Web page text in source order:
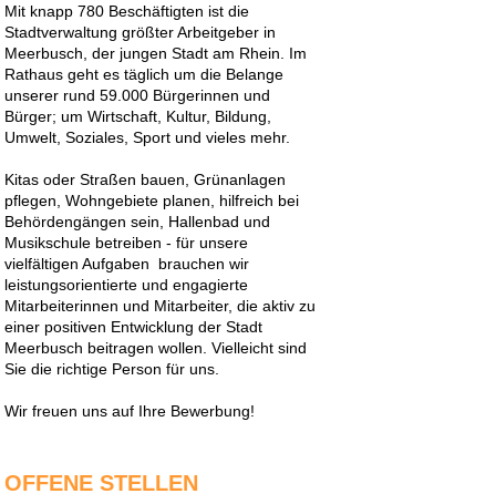
Mit knapp 780 Beschäftigten ist die
Stadtverwaltung größter Arbeitgeber in
Meerbusch, der jungen Stadt am Rhein. Im
Rathaus geht es täglich um die Belange
unserer rund 59.000 Bürgerinnen und
Bürger; um Wirtschaft, Kultur, Bildung,
Umwelt, Soziales, Sport und vieles mehr.
Kitas oder Straßen bauen, Grünanlagen
pflegen, Wohngebiete planen, hilfreich bei
Behördengängen sein, Hallenbad und
Musikschule betreiben - für unsere
vielfältigen Aufgaben brauchen wir
leistungsorientierte und engagierte
Mitarbeiterinnen und Mitarbeiter, die aktiv zu
einer positiven Entwicklung der Stadt
Meerbusch beitragen wollen. Vielleicht sind
Sie die richtige Person für uns.
Wir freuen uns auf Ihre Bewerbung!
OFFENE STELLEN